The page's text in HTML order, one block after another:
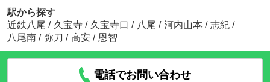
駅から探す
近鉄八尾 / 久宝寺 / 久宝寺口 / 八尾 / 河内山本 / 志紀 /
八尾南 / 弥刀 / 高安 / 恩智
電話でお問い合わせ